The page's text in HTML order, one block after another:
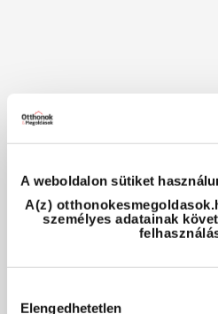
A weboldalon sütiket
A(z)
személyes adatainak
Elengedhetetlen